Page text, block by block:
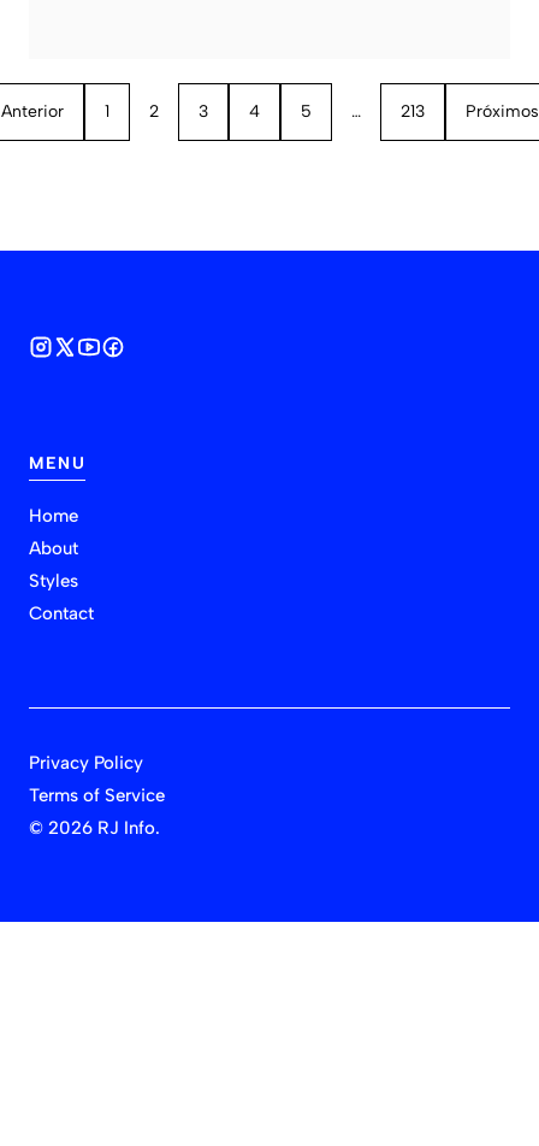
Anterior 1 2 3 4 5 … 213 Próximos
MENU
Home
About
Styles
Contact
© 2026 RJ Info.
Privacy Policy
Terms of Service